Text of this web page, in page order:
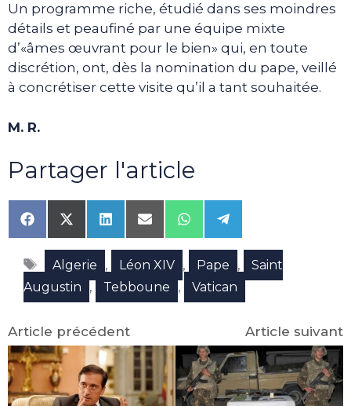
Un programme riche, étudié dans ses moindres
détails et peaufiné par une équipe mixte
d’«âmes œuvrant pour le bien» qui, en toute
discrétion, ont, dès la nomination du pape, veillé
à concrétiser cette visite qu’il a tant souhaitée.
M. R.
Partager l'article
Share
on
Facebook
Share
on
X
(Twitter)
Share
on
LinkedIn
Share
on
Email
Share
on
WhatsApp
Share
on
Telegram
Étiquettes
Algerie , Léon XIV , Pape ,
Saint
Augustin
, Tebboune , Vatican
Article précédent Article suivant